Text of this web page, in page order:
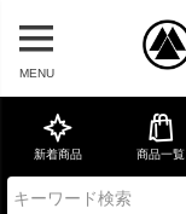
MENU
新着商品 商品一覧